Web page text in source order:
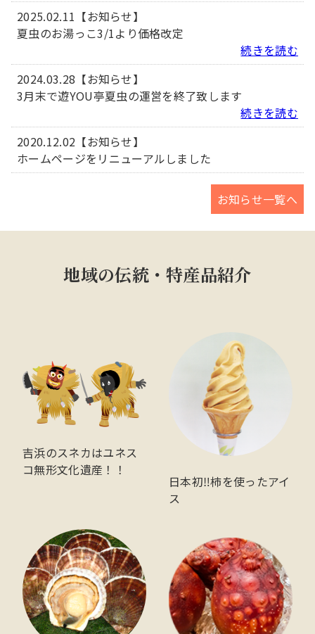
2025.02.11 【お知らせ】
夏虫のお湯っこ3/1より価格改定
続きを読む
2024.03.28 【お知らせ】
3月末で遊YOU亭夏虫の運営を終了致します
続きを読む
2020.12.02 【お知らせ】
ホームページをリニューアルしました
お知らせ一覧へ
地域の伝統・特産品紹介
吉浜のスネカはユネス
コ無形文化遺産！！
日本初‼柿を使ったアイ
ス